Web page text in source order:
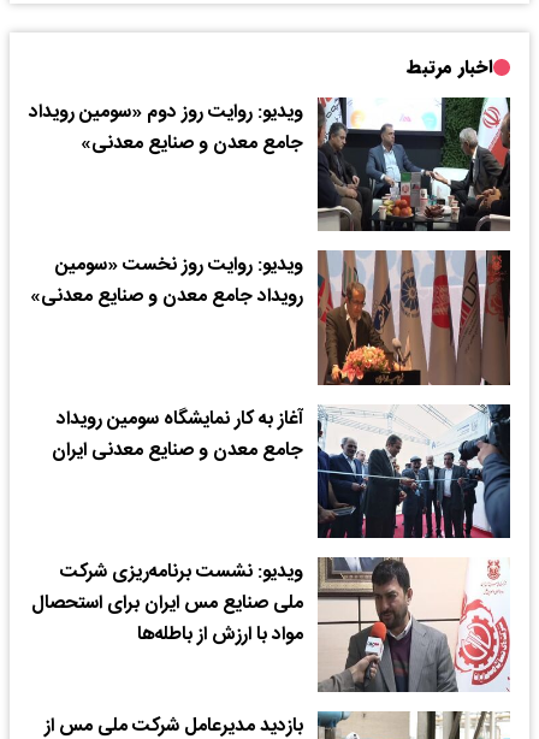
اخبار مرتبط
ویدیو: روایت روز دوم «سومین رویداد
جامع معدن و صنایع معدنی»
ویدیو: روایت روز نخست «سومین
رویداد جامع معدن و صنایع معدنی»
آغاز به کار نمایشگاه سومین رویداد
جامع معدن و صنایع معدنی ایران
ویدیو: نشست برنامه‌ریزی شرکت
ملی صنایع مس ایران برای استحصال
مواد با ارزش از باطله‌‎ها
بازدید مدیرعامل شرکت ملی مس از